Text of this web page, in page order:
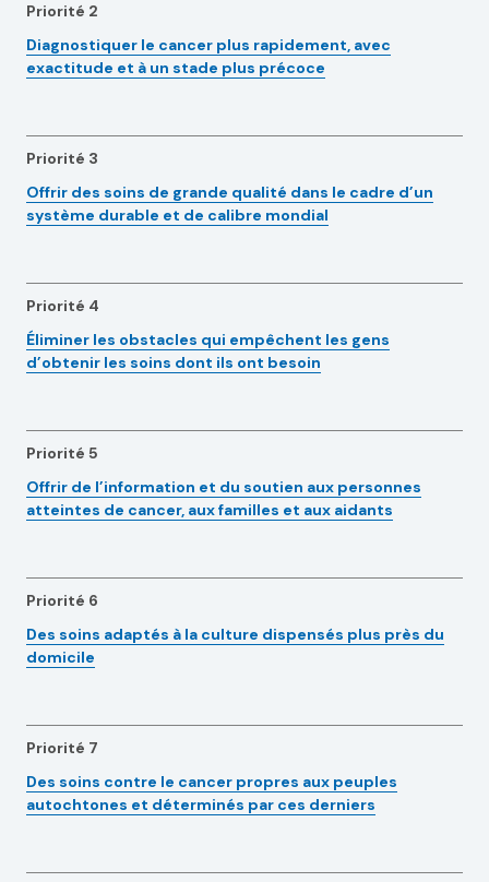
Priorité 2
Diagnostiquer le cancer plus rapidement, avec
exactitude et à un stade plus précoce
Priorité 3
Offrir des soins de grande qualité dans le cadre d’un
système durable et de calibre mondial
Priorité 4
Éliminer les obstacles qui empêchent les gens
d’obtenir les soins dont ils ont besoin
Priorité 5
Offrir de l’information et du soutien aux personnes
atteintes de cancer, aux familles et aux aidants
Priorité 6
Des soins adaptés à la culture dispensés plus près du
domicile
Priorité 7
Des soins contre le cancer propres aux peuples
autochtones et déterminés par ces derniers